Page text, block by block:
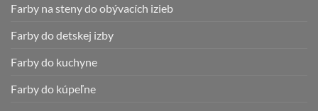
Farby na steny do obývacích izieb
Farby do detskej izby
Farby do kuchyne
Farby do kúpeľne